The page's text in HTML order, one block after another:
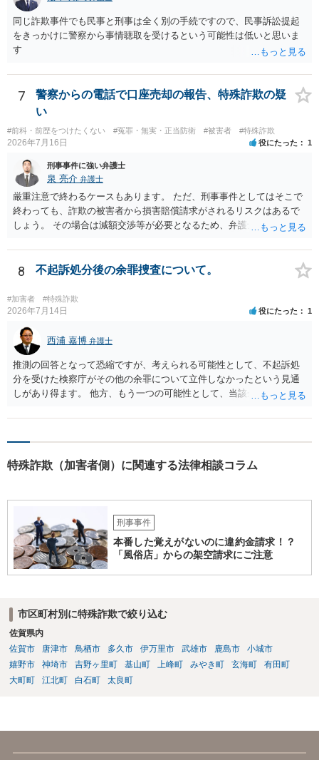
同じ詐欺事件でも民事と刑事は全く別の手続ですので、民事訴訟提起
をきっかけに警察から事情聴取を受けるという可能性は低いと思いま
す
7
警察からの電話で口座売却の報告、特殊詐欺の疑
い
#前科・前歴をつけたくない #冤罪・無実・正当防衛 #被害者 #特殊詐欺
2026年7月16日 役にたった 1
刑事事件に強い弁護士
泉 亮介 弁護士
厳重注意で終わるケースもあります。 ただ、刑事事件としてはそこで
終わっても、詐欺の被害者から損害賠償請求がされるリスクはあるで
しょう。 その場合は減額交渉等が必要となるため、弁護士を立てるか
8 不起訴処分後の余罪捜査について。
#加害者 #特殊詐欺
2026年7月14日 役にたった 1
西浦 嘉博 弁護士
推測の回答となって恐縮ですが、考えられる可能性として、不起訴処
分を受けた検察庁がその他の余罪について立件しなかったという見通
しがあり得ます。 他方、もう一つの可能性として、当該余罪について
停滞しているということも考え得る所です。 上記、ご参考ください。
特殊詐欺（加害者側）に関連する法律相談コラム
刑事事件
本番した覚えがないのに違約金請求！？
「風俗店」からの架空請求にご注意
市区町村別に特殊詐欺で絞り込む
佐賀県内
佐賀市
唐津市 鳥栖市 多久市 伊万里市 武雄市 鹿島市
小城市
嬉野市
神埼市 吉野ヶ里町 基山町 上峰町 みやき町 玄海町
有田町
大町町
江北町 白石町 太良町